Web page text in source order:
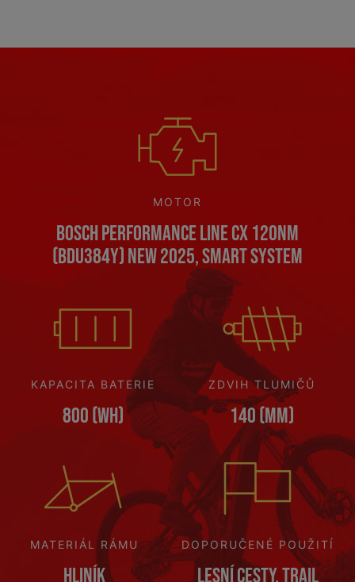
MOTOR
Bosch Performance Line CX 120Nm
(BDU384Y) NEW 2025, Smart System
KAPACITA BATERIE
800 (Wh)
ZDVIH TLUMIČŮ
140 (mm)
MATERIÁL RÁMU
Hliník
DOPORUČENÉ POUŽITÍ
Lesní cesty, Trail